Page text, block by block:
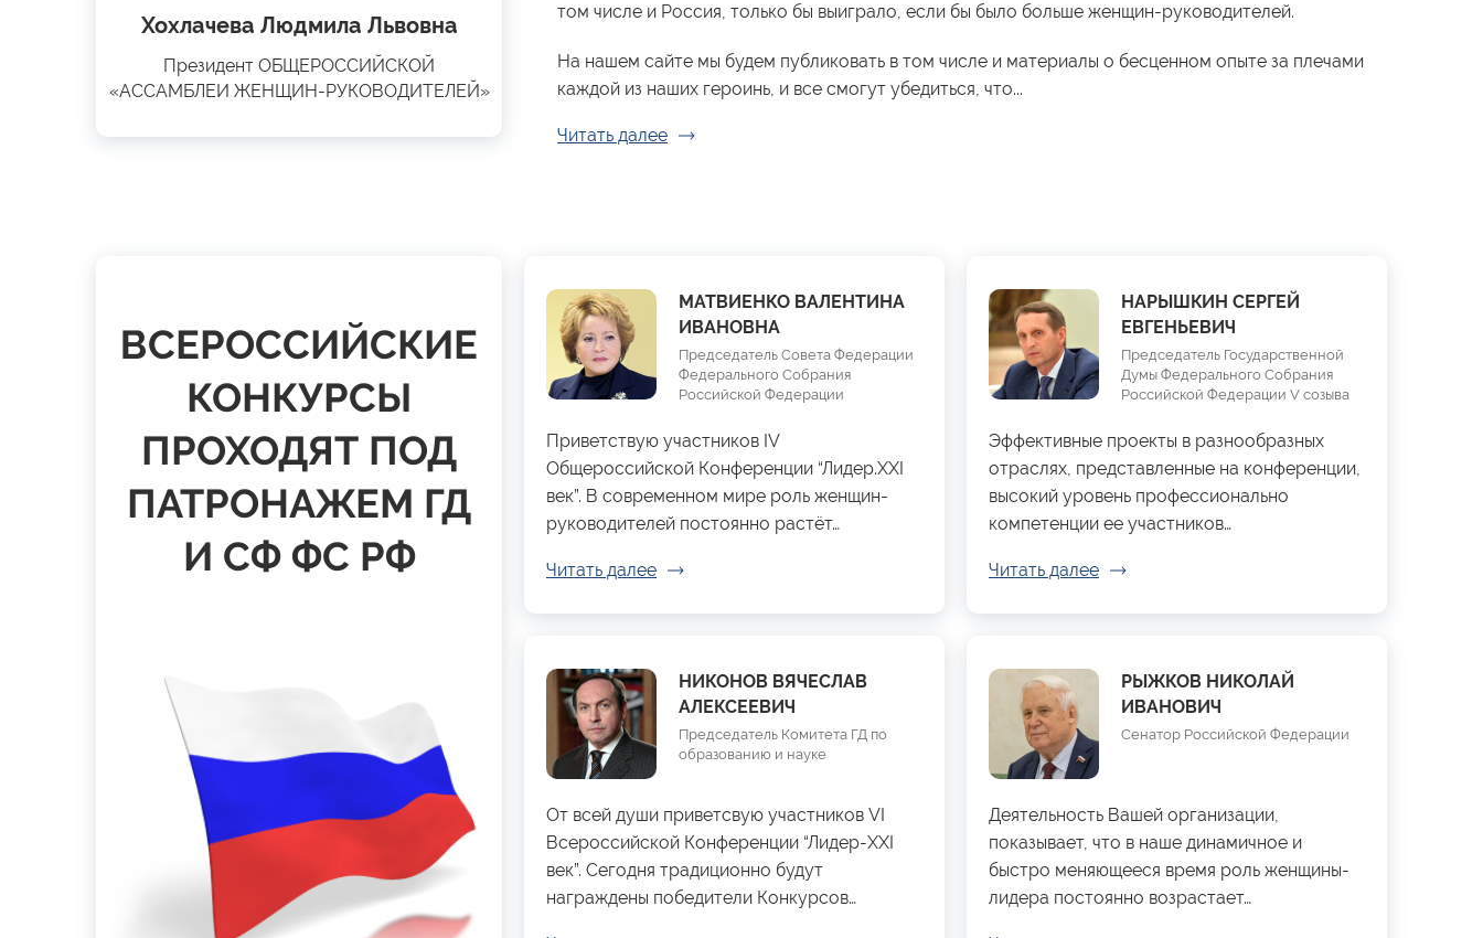
Хохлачева Людмила Львовна
Президент ОБЩЕРОССИЙСКОЙ
«АССАМБЛЕИ ЖЕНЩИН-РУКОВОДИТЕЛЕЙ»
том числе и Россия, только бы выиграло, если бы было больше женщин-руководителей.
На нашем сайте мы будем публиковать в том числе и материалы о бесценном опыте за плечами
каждой из наших героинь, и все смогут убедиться, что...
Читать далее
ВСЕРОССИЙСКИЕ
КОНКУРСЫ
ПРОХОДЯТ ПОД
ПАТРОНАЖЕМ ГД
И СФ ФС РФ
МАТВИЕНКО ВАЛЕНТИНА
ИВАНОВНА
Председатель Совета Федерации
Федерального Собрания
Российской Федерации
Приветствую участников IV
Общероссийской Конференции “Лидер.XXI
век”. В современном мире роль женщин-
руководителей постоянно растёт…
Читать далее
НАРЫШКИН СЕРГЕЙ
ЕВГЕНЬЕВИЧ
Председатель Государственной
Думы Федерального Собрания
Российской Федерации V созыва
Эффективные проекты в разнообразных
отраслях, представленные на конференции,
высокий уровень профессионально
компетенции ее участников…
Читать далее
НИКОНОВ ВЯЧЕСЛАВ
АЛЕКСЕЕВИЧ
Председатель Комитета ГД по
образованию и науке
От всей души приветсвую участников VI
Всероссийской Конференции “Лидер-XXI
век”. Сегодня традиционно будут
награждены победители Конкурсов…
РЫЖКОВ НИКОЛАЙ
ИВАНОВИЧ
Сенатор Российской Федерации
Деятельность Вашей организации,
показывает, что в наше динамичное и
быстро меняющееся время роль женщины-
лидера постоянно возрастает…